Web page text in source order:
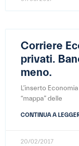
Corriere
privati.
meno.
L’inserto
“mappa” delle
CONTINUA A
20/02/2017